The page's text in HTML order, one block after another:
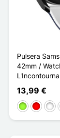
Pulsera
42mm /
13,99 €
VerdeRouge /